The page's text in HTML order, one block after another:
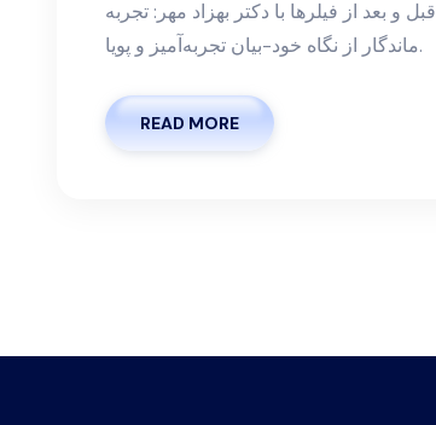
قبل و بعد از فیلرها با دکتر بهزاد مهر: تجربه Interactive بی‌نظیر، کاوش اثرات، ایمنی و نتایج
ماندگار از نگاه خود-بیان تجربه‌آمیز و پویا.
READ MORE